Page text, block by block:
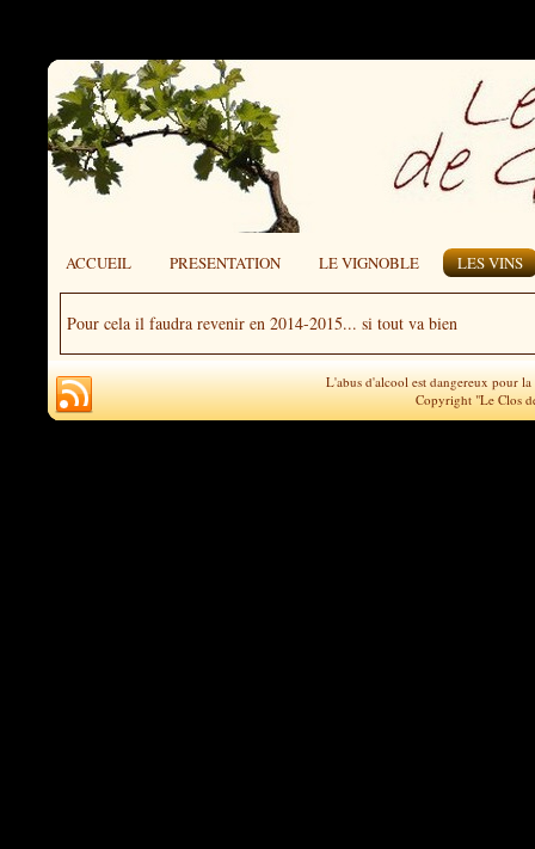
ACCUEIL PRESENTATION LE VIGNOBLE LES VINS
Pour cela il faudra revenir en 2014-2015... si tout va bien
L'abus d'alcool est dangereux pour
Copyright "Le Clos